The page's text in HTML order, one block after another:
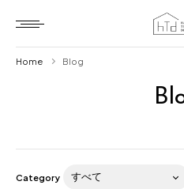
Home Blog
Category